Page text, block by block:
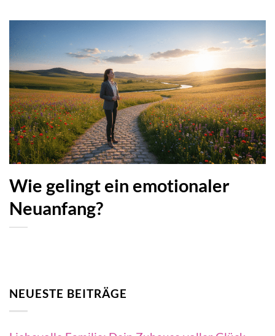
Wie gelingt ein emotionaler
Neuanfang?
NEUESTE BEITRÄGE